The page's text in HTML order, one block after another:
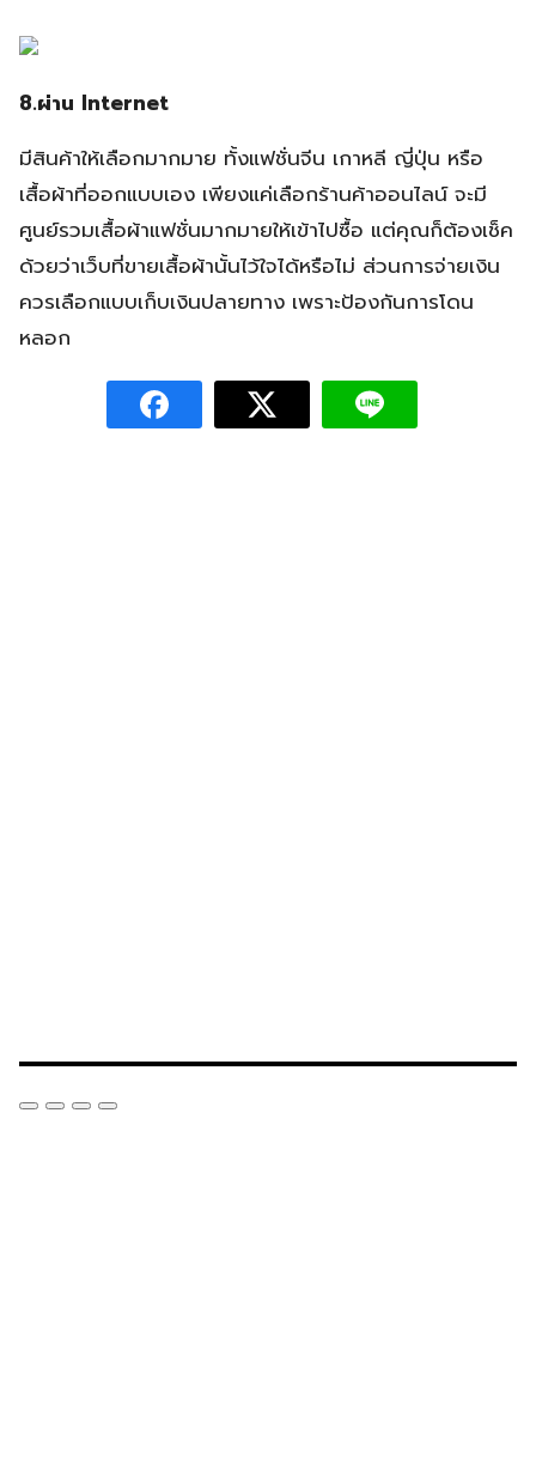
8.ผ่าน Internet
มีสินค้าให้เลือกมากมาย ทั้งแฟชั่นจีน เกาหลี ญี่ปุ่น หรือ
เสื้อผ้าที่ออกแบบเอง เพียงแค่เลือกร้านค้าออนไลน์ จะมี
ศูนย์รวมเสื้อผ้าแฟชั่นมากมายให้เข้าไปซื้อ แต่คุณก็ต้องเช็ค
ด้วยว่าเว็บที่ขายเสื้อผ้านั้นไว้ใจได้หรือไม่ ส่วนการจ่ายเงิน
ควรเลือกแบบเก็บเงินปลายทาง เพราะป้องกันการโดน
หลอก